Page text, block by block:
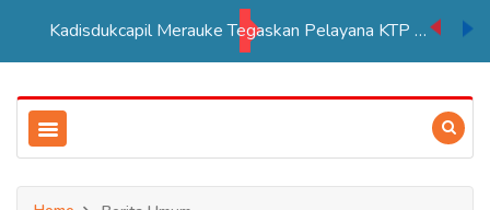
Kadisdukcapil Merauke Tegaskan Pelayana KTP Sesuai SOP